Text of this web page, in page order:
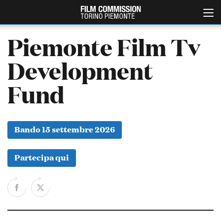
ABOUT
Storia della Fondazione
Contatti
Piemonte Film Tv
Development
Fund
Bando 15 settembre 2026
Partecipa qui